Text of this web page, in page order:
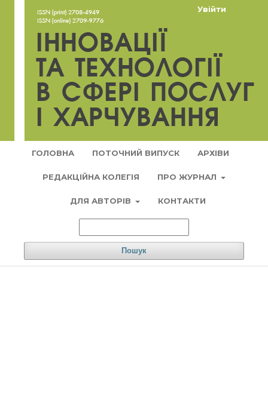
ГОЛОВНА ПОТОЧНИЙ ВИПУСК АРХІВИ
РЕДАКЦІЙНА КОЛЕГІЯ ПРО ЖУРНАЛ
ДЛЯ АВТОРІВ КОНТАКТИ
Пошук
Увійти